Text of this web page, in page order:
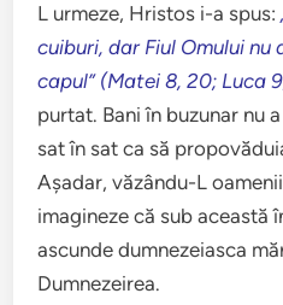
L urmeze, Hristos i-a spus:
cuiburi, dar Fiul Omului nu
capul” (Matei 8, 20; Luca
purtat. Bani în buzunar nu
sat în sat ca să
Aşadar, văzându-L
imagineze că sub această
ascunde dumnezeiasca
Dumnezeirea.